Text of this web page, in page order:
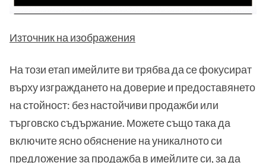
Източник на изображения
На този етап имейлите ви трябва да се фокусират
върху изграждането на доверие и предоставянето
на стойност: без настойчиви продажби или
търговско съдържание. Можете също така да
включите ясно обяснение на уникалното си
предложение за продажба в имейлите си, за да